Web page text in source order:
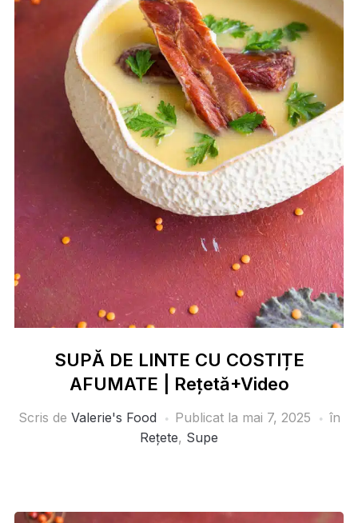
SUPĂ DE LINTE CU COSTIȚE
AFUMATE | Rețetă+Video
Scris de Valerie's Food Publicat la mai 7, 2025
în
Rețete, Supe